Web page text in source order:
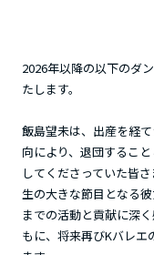
2026年以降の以下のダ
たします。
飯島望未は、出産を経
向により、退団するこ
してくださっていた皆
生の大きな節目となる
までの活動と貢献に深
もに、将来再びKバレエ